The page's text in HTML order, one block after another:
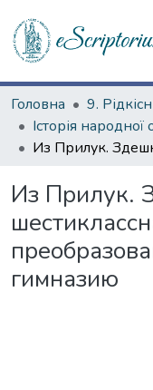
Головна
Из Прилук.
гимназию